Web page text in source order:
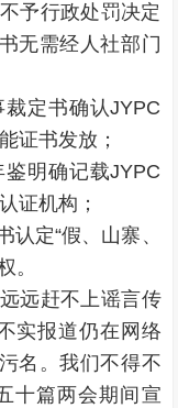
予行政处罚决定
无需经人社部门
定书确认JYPC
证书发放；
明确记载JYPC
证机构；
定“假、山寨、
。
远赶不上谣言传
实报道仍在网络
名。我们不得不
十篇两会期间宣